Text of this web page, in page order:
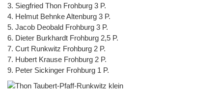
3. Siegfried Thon Frohburg 3 P.
4. Helmut Behnke Altenburg 3 P.
5. Jacob Deobald Frohburg 3 P.
6. Dieter Burkhardt Frohburg 2,5 P.
7. Curt Runkwitz Frohburg 2 P.
7. Hubert Krause Frohburg 2 P.
9. Peter Sickinger Frohburg 1 P.